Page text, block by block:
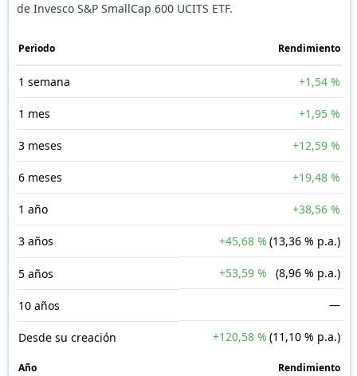
de Invesco S&P SmallCap 600 UCITS ETF.
Periodo Rendimiento
1 semana +1,54 %
1 mes +1,95 %
3 meses +12,59 %
6 meses +19,48 %
1 año +38,56 %
3 años +45,68 % (13,36 % p.a.)
5 años +53,59 % (8,96 % p.a.)
10 años —
Desde su creación +120,58 % (11,10 % p.a.)
Año Rendimiento